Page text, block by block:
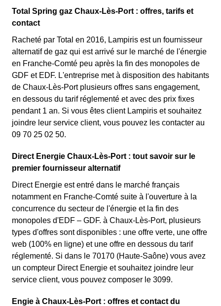
Total Spring gaz Chaux-Lès-Port : offres, tarifs et
contact
Racheté par Total en 2016, Lampiris est un fournisseur
alternatif de gaz qui est arrivé sur le marché de l'énergie
en Franche-Comté peu après la fin des monopoles de
GDF et EDF. L'entreprise met à disposition des habitants
de Chaux-Lès-Port plusieurs offres sans engagement,
en dessous du tarif réglementé et avec des prix fixes
pendant 1 an. Si vous êtes client Lampiris et souhaitez
joindre leur service client, vous pouvez les contacter au
09 70 25 02 50.
Direct Energie Chaux-Lès-Port : tout savoir sur le
premier fournisseur alternatif
Direct Energie est entré dans le marché français
notamment en Franche-Comté suite à l'ouverture à la
concurrence du secteur de l'énergie et la fin des
monopoles d'EDF – GDF. à Chaux-Lès-Port, plusieurs
types d'offres sont disponibles : une offre verte, une offre
web (100% en ligne) et une offre en dessous du tarif
réglementé. Si dans le 70170 (Haute-Saône) vous avez
un compteur Direct Energie et souhaitez joindre leur
service client, vous pouvez composer le 3099.
Engie à Chaux-Lès-Port : offres et contact du